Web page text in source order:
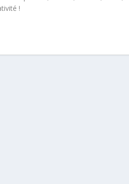
!